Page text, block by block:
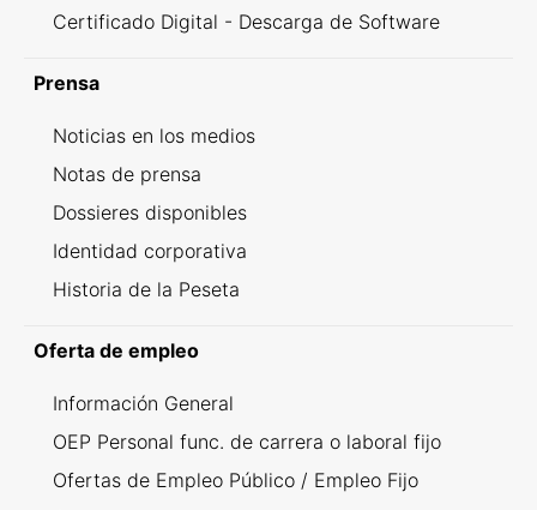
Certificado Digital - Descarga de Software
Prensa
Noticias en los medios
Notas de prensa
Dossieres disponibles
Identidad corporativa
Historia de la Peseta
Oferta de empleo
Información General
OEP Personal func. de carrera o laboral fijo
Ofertas de Empleo Público / Empleo Fijo